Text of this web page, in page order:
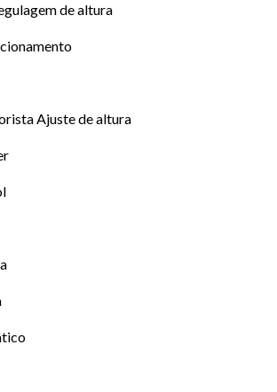
de altura
Ajuste de altura